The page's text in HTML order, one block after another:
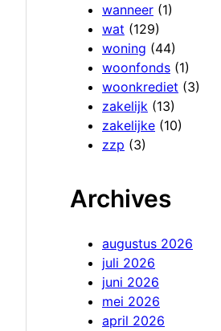
wanneer (1)
wat (129)
woning (44)
woonfonds (1)
woonkrediet (3)
zakelijk (13)
zakelijke (10)
zzp (3)
Archives
augustus 2026
juli 2026
juni 2026
mei 2026
april 2026